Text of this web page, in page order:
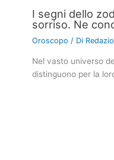
I segni dello
sorriso. Ne
Oroscopo / Di
Nel vasto universo
distinguono per la